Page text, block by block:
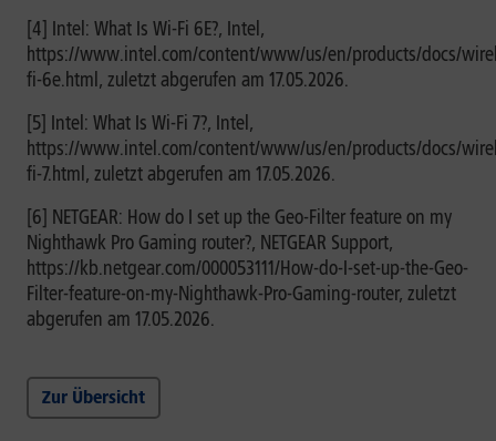
[4] Intel: What Is Wi-Fi 6E?, Intel,
https://www.intel.com/content/www/us/en/products/docs/
fi-6e.html, zuletzt abgerufen am 17.05.2026.
[5] Intel: What Is Wi-Fi 7?, Intel,
https://www.intel.com/content/www/us/en/products/docs/
fi-7.html, zuletzt abgerufen am 17.05.2026.
[6] NETGEAR: How do I set up the Geo-Filter feature on my
Nighthawk Pro Gaming router?, NETGEAR Support,
https://kb.netgear.com/000053111/How-do-I-set-up-the-Geo-
Filter-feature-on-my-Nighthawk-Pro-Gaming-router, zuletzt
abgerufen am 17.05.2026.
Zur Übersicht